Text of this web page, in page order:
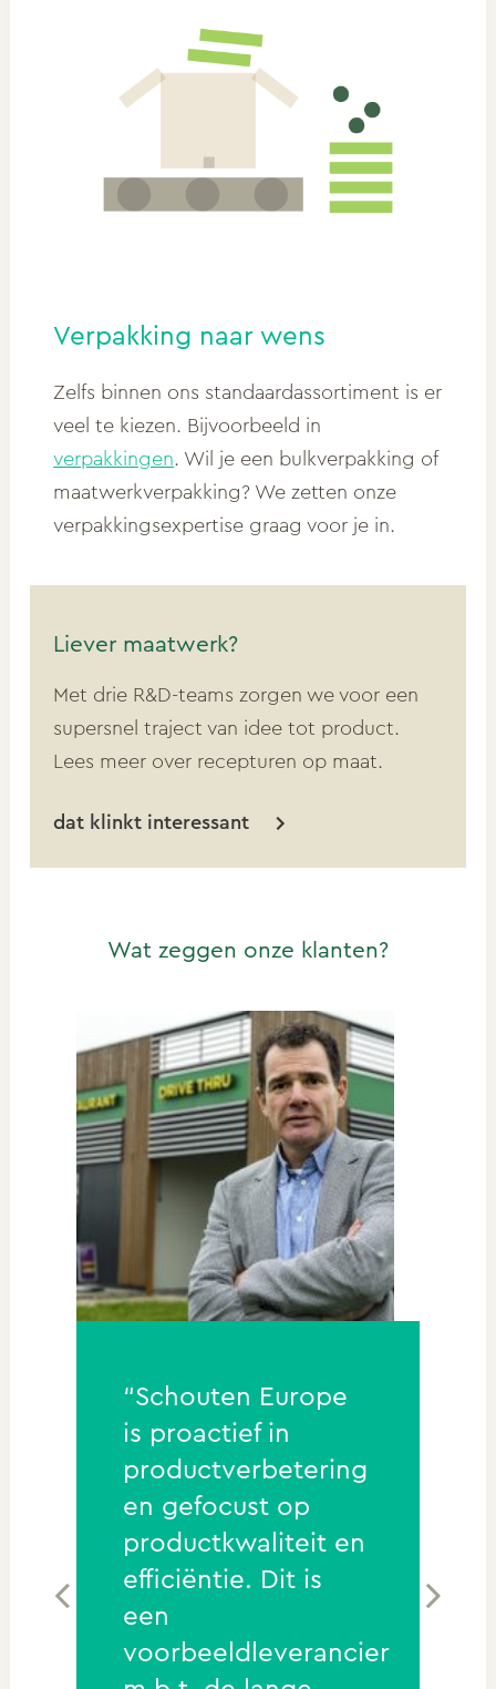
Verpakking naar wens
Zelfs binnen ons standaardassortiment is er
veel te kiezen. Bijvoorbeeld in
verpakkingen. Wil je een bulkverpakking of
maatwerkverpakking? We zetten onze
verpakkingsexpertise graag voor je in.
Liever maatwerk?
Met drie R&D-teams zorgen we voor een
supersnel traject van idee tot product.
Lees meer over recepturen op maat.
dat klinkt interessant
Wat zeggen onze klanten?
“Schouten Europe
is proactief in
productverbetering
en gefocust op
productkwaliteit en
efficiëntie. Dit is
een
voorbeeldleverancier